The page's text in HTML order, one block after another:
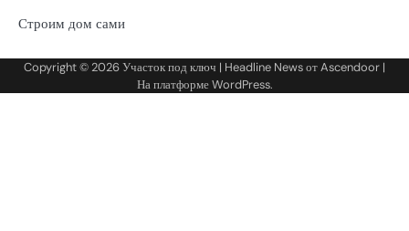
Строим дом сами
Copyright © 2026Участок под ключ | Headline News отAscendoor |
На платформеWordPress.